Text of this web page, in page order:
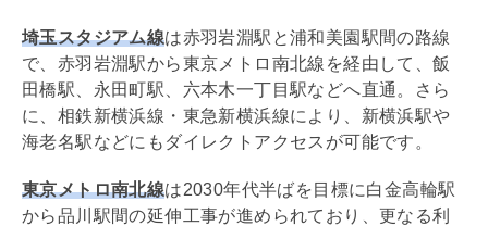
埼玉スタジアム線は赤羽岩淵駅と浦和美園駅間の路線
で、赤羽岩淵駅から東京メトロ南北線を経由して、飯
田橋駅、永田町駅、六本木一丁目駅などへ直通。さら
に、相鉄新横浜線・東急新横浜線により、新横浜駅や
海老名駅などにもダイレクトアクセスが可能です。
東京メトロ南北線は2030年代半ばを目標に白金高輪駅
から品川駅間の延伸工事が進められており、更なる利